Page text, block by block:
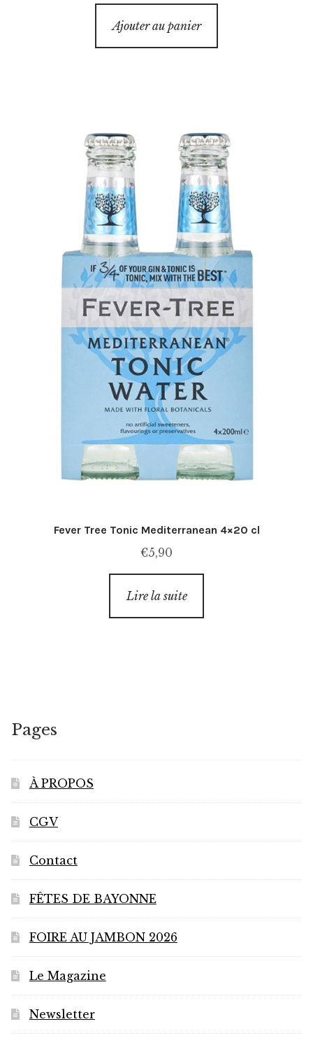
Ajouter au panier
Fever Tree Tonic Mediterranean 4×20 cl
€5,90
Lire la suite
Pages
À PROPOS
CGV
Contact
FÊTES DE BAYONNE
FOIRE AU JAMBON 2026
Le Magazine
Newsletter